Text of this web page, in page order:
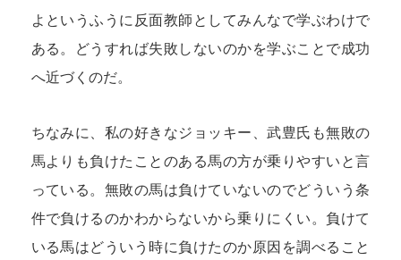
よというふうに反面教師としてみんなで学ぶわけで
ある。どうすれば失敗しないのかを学ぶことで成功
へ近づくのだ。
ちなみに、私の好きなジョッキー、武豊氏も無敗の
馬よりも負けたことのある馬の方が乗りやすいと言
っている。無敗の馬は負けていないのでどういう条
件で負けるのかわからないから乗りにくい。負けて
いる馬はどういう時に負けたのか原因を調べること